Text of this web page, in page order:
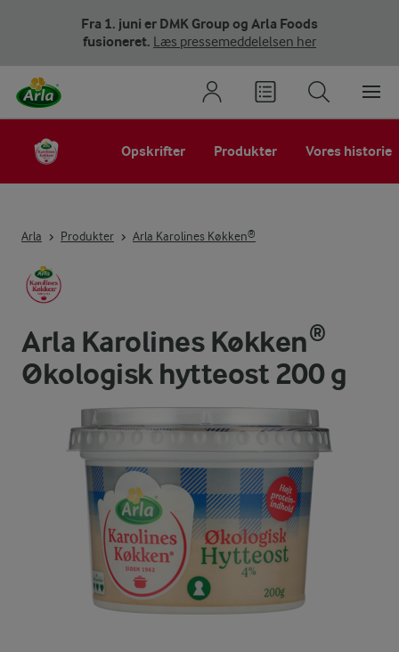
Fra 1. juni er DMK Group og Arla Foods
fusioneret. Læs pressemeddelelsen her
Opskrifter Produkter Vores historie
Arla Produkter Arla Karolines Køkken®
Arla Karolines Køkken®
Økologisk hytteost 200 g